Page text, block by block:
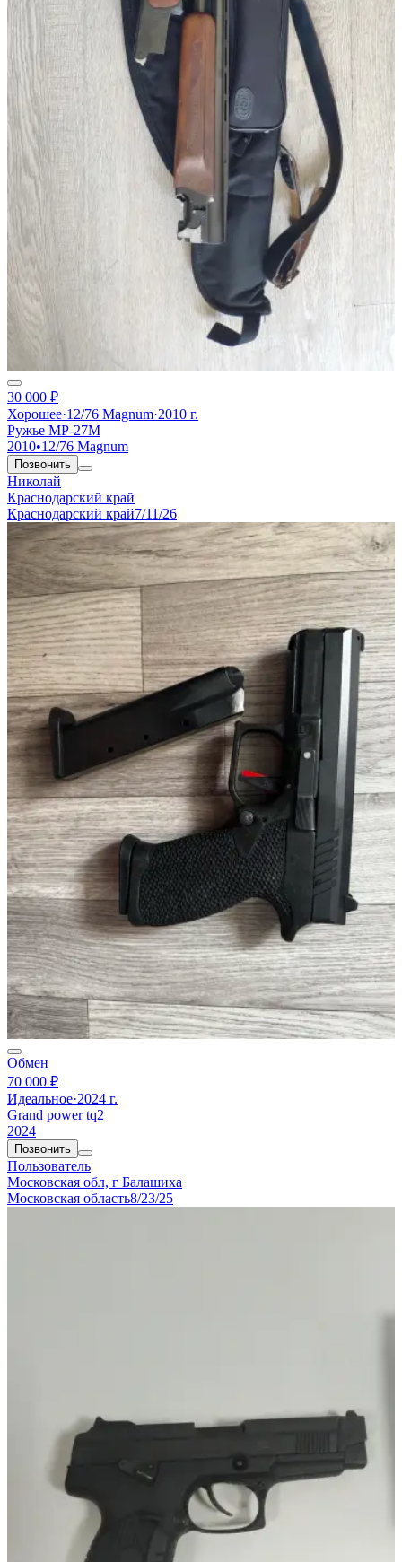
30 000 ₽
Хорошее·12/76 Magnum·2010 г.
Ружье МР-27М
2010•12/76 Magnum
Позвонить
Николай
Краснодарский край
Краснодарский край7/11/26
Обмен
70 000 ₽
Идеальное·2024 г.
Grand power tq2
2024
Позвонить
Пользователь
Московская обл, г Балашиха
Московская область8/23/25